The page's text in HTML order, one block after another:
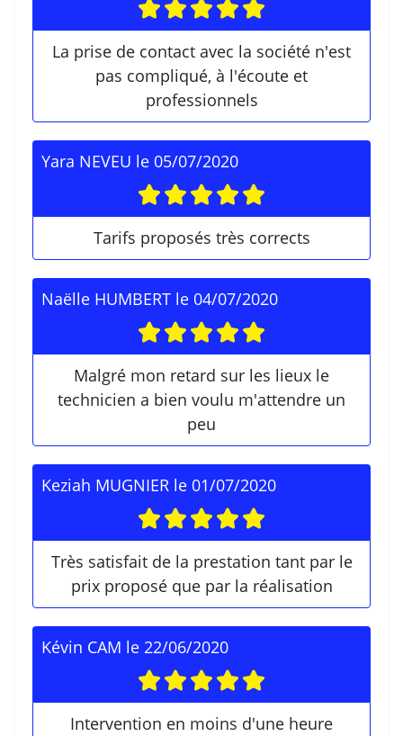
La prise de contact avec la société n'est
pas compliqué, à l'écoute et
professionnels
Yara NEVEU le 05/07/2020
Tarifs proposés très corrects
Naëlle HUMBERT le 04/07/2020
Malgré mon retard sur les lieux le
technicien a bien voulu m'attendre un
peu
Keziah MUGNIER le 01/07/2020
Très satisfait de la prestation tant par le
prix proposé que par la réalisation
Kévin CAM le 22/06/2020
Intervention en moins d'une heure